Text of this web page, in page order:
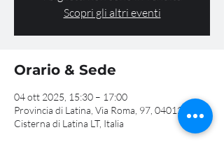
Scopri gli altri eventi
Orario & Sede
04 ott 2025, 15:30 – 17:00
Provincia di Latina, Via Roma, 97, 04012
Cisterna di Latina LT, Italia